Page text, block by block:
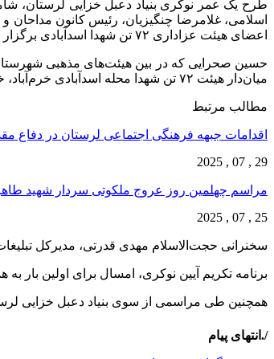
اسلامی، غلامرضا چنگیزیان، رئیس کانون
اعضای هیئت عزاداری ۷۲ تن شهدا اسدآبادی برگزار و از یک عمر نوکری پیرغلام امام حسین(ع)، حسین صحرایی تجلیل شد.
میان‌دار هیئت ۷۲ تن شهدا محله اسدآبادی خرم‌آباد، خدمت می‌کند.
مطالب مرتبط
اقدامات جبهه فرهنگی اجتماعی لرستان در دفاع مقدس 12
29 , 07 , 2025
مراسم چهلمین روز عروج ملکوتی سردار شهید
25 , 07 , 2025
سخنرانی حجت‌الاسلام مهدی قدرتی، مدیرکل
برنامه تکریم آیین نوکری، امسال برای اولین بار
همچنین طی مراسمی از سوی بنیاد دعبل خزایی
/.انتهای پیام